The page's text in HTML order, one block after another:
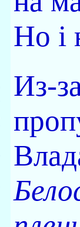
Но і
Из-